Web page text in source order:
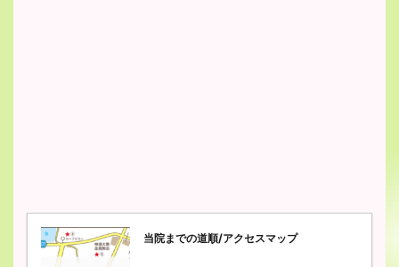
当院までの道順/アクセスマップ